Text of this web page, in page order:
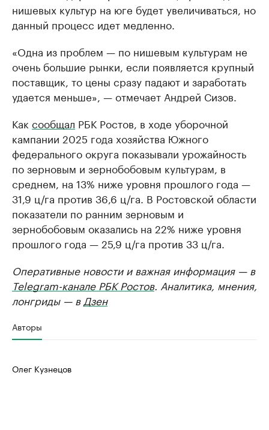
нишевых культур на юге будет увеличиваться, но
данный процесс идет медленно.
«Одна из проблем — по нишевым культурам не
очень большие рынки, если появляется крупный
поставщик, то цены сразу падают и заработать
удается меньше», — отмечает Андрей Сизов.
Как сообщал РБК Ростов, в ходе уборочной
кампании 2025 года хозяйства Южного
федерального округа показывали урожайность
по зерновым и зернобобовым культурам, в
среднем, на 13% ниже уровня прошлого года —
31,9 ц/га против 36,6 ц/га. В Ростовской области
показатели по ранним зерновым и
зернобобовым оказались на 22% ниже уровня
прошлого года — 25,9 ц/га против 33 ц/га.
Оперативные новости и важная информация — в
Telegram-канале РБК Ростов. Аналитика, мнения,
лонгриды — в Дзен
Авторы
Олег Кузнецов